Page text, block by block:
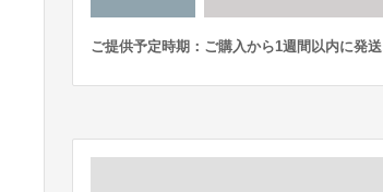
ご提供予定時期：ご購入から1週間以内に発送